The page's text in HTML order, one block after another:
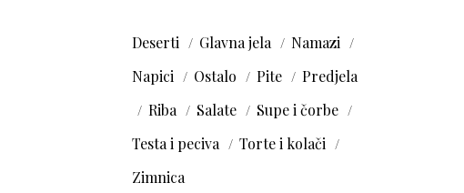
Deserti Glavna jela
Namazi
Napici
Ostalo Pite
Predjela
Riba
Salate
Supe i čorbe
Testa i peciva
Torte i kolači
Zimnica